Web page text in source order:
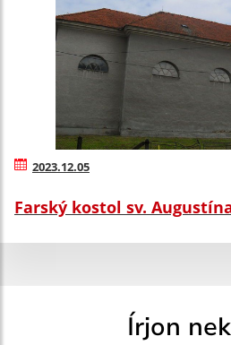
2023.12.05
Farský kostol sv.
Írjon